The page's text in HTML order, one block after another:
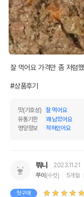
잘 먹어요 가격만 좀 저렴
#상품후기
맛(기호성)
잘 먹어요
유통기한
꽤 남았어요
영양정보
적혀있어요
쭤니
2023.11.21
쭈이 (수컷) 5개월
첫구매